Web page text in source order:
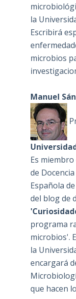
la
Escribirá
microbios
Manuel
Es
de
Española
del blog de
programa
microbios'.
la
encargará
que hacen